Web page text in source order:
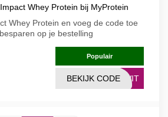
Whey Protein bij MyProtein
Whey Protein en voeg de code toe
op je bestelling
Populair
IWIT
BEKIJK CODE